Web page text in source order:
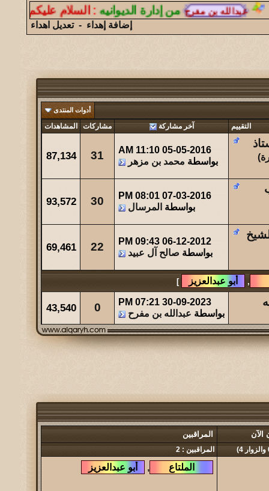
مشاركات المشاهدات آخر مشاركة
11
17744 آخر رد:همس الغروب
26
24811 آخر رد:ابو هشام
مشاركات المشاهدات آخر مشاركة
289
276090 آخر رد:عبدالله الشهراني
مشاركات المشاهدات آخر مشاركة
494229 آخر رد:حتى ظلي له مهابه
مشاركات المشاهدات
67003 آخر رد:
مشاركات المشاهدات آخر مشاركة
34435 آخر رد:
مشاركات المشاهدات
44018 آخر رد:
مشاركات المشاهدات آخر مشاركة
0
47543 آخر رد:عبدالله بن مفرح
من إدارة الديوانيه :السلام عليكم ورحمة
إضافة إهداء -تعديل اهداء
أدوات المنتدى
التقييم آخر مشاركة مشاركات المشاهدات
)
05-05-2016
11:10 AM
بواسطة محمد بن مزهر 31
87,134
07-03-2016
08:01 PM
بواسطة المرسال 30
93,572
06-12-2012
09:43 PM
بواسطة صالح آل عبيد 22
69,461
,
]
30-09-2023
07:21 PM
بواسطة عبدالله بن مفرح 0
43,540
الآن المراقبين
المراقبين : 2
,